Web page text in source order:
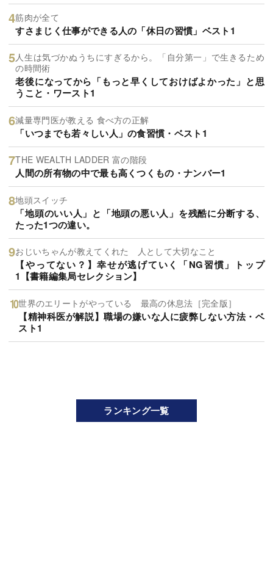
筋肉が全て
すさまじく仕事ができる人の「休日の習慣」ベスト1
人生は気づかぬうちにすぎるから。「自分第一」で生きるため
の時間術
老後になってから「もっと早くしておけばよかった」と思
うこと・ワースト1
減量専門医が教える 食べ方の正解
「いつまでも若々しい人」の食習慣・ベスト1
THE WEALTH LADDER 富の階段
人間の所有物の中で最も高くつくもの・ナンバー1
地頭スイッチ
「地頭のいい人」と「地頭の悪い人」を残酷に分断する、
たった1つの違い。
おじいちゃんが教えてくれた 人として大切なこと
【やってない？】幸せが逃げていく「NG習慣」トップ
1【書籍編集局セレクション】
世界のエリートがやっている 最高の休息法［完全版］
【精神科医が解説】職場の嫌いな人に疲弊しない方法・ベ
スト1
ランキング一覧